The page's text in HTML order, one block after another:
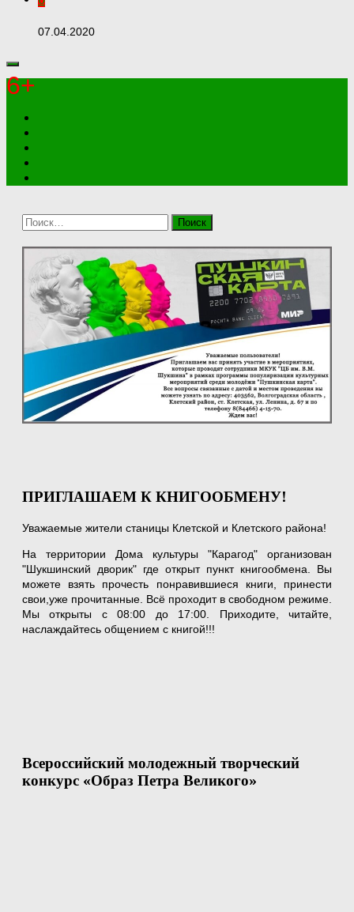
07.04.2020
6+
Найти:
ПРИГЛАШАЕМ К КНИГООБМЕНУ!
Уважаемые жители станицы Клетской и Клетского района!
На территории Дома культуры "Карагод" организован
"Шукшинский дворик" где открыт пункт книгообмена. Вы
можете взять прочесть понравившиеся книги, принести
свои,уже прочитанные. Всё проходит в свободном режиме.
Мы открыты с 08:00 до 17:00. Приходите, читайте,
наслаждайтесь общением с книгой!!!
Всероссийский молодежный творческий
конкурс «Образ Петра Великого»